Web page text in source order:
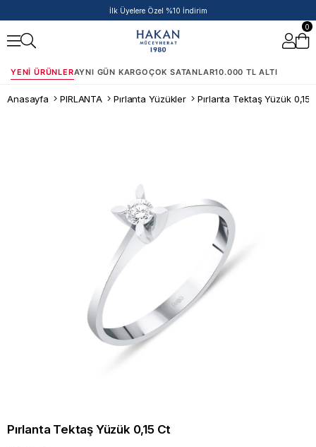
50.000 TL ve Üzeri Siparişlere Ek %5 İndirim Fırsatı!
0
YENI ÜRÜNLERAYNI GÜN KARGOÇOK SATANLAR10.000 TL ALTI
Anasayfa PIRLANTA Pırlanta Yüzükler Pırlanta Tektaş Yüzük 0,15
Pırlanta Tektaş Yüzük 0,15 Ct